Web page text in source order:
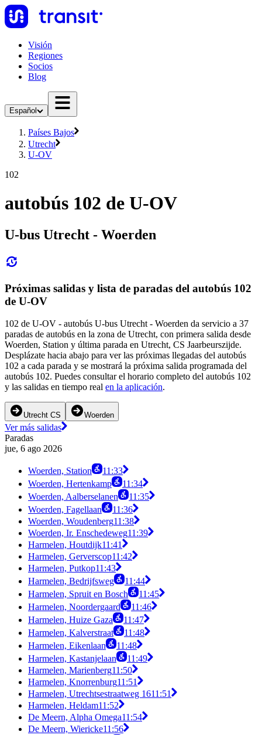
Visión
Regiones
Socios
Blog
Español
Países Bajos
Utrecht
U-OV
102
autobús 102 de U-OV
U-bus Utrecht - Woerden
Próximas salidas y lista de paradas del autobús 102
de U-OV
102 de U-OV - autobús U-bus Utrecht - Woerden da servicio a 37
paradas de autobús en la zona de Utrecht, con primera salida desde
Woerden, Station y última parada en Utrecht, CS Jaarbeurszijde.
Desplázate hacia abajo para ver las próximas llegadas del autobús
102 a cada parada y se mostrará la próxima salida programada del
autobús 102. Puedes consultar el horario completo del autobús 102
y las salidas en tiempo real en la aplicación.
Utrecht CS Woerden
Ver más salidas
Paradas
jue, 6 ago 2026
Woerden, Station
11:33
Woerden, Hertenkamp
11:34
Woerden, Aalberselanen
11:35
Woerden, Fagellaan
11:36
Woerden, Woudenberg11:38
Woerden, Ir. Enschedeweg11:39
Harmelen, Houtdijk11:41
Harmelen, Gerverscop11:42
Harmelen, Putkop11:43
Harmelen, Bedrijfsweg
11:44
Harmelen, Spruit en Bosch
11:45
Harmelen, Noordergaard
11:46
Harmelen, Huize Gaza
11:47
Harmelen, Kalverstraat
11:48
Harmelen, Eikenlaan
11:48
Harmelen, Kastanjelaan
11:49
Harmelen, Marienberg11:50
Harmelen, Knorrenburg11:51
Harmelen, Utrechtsestraatweg 1611:51
Harmelen, Heldam11:52
De Meern, Alpha Omega11:54
De Meern, Wiericke11:56